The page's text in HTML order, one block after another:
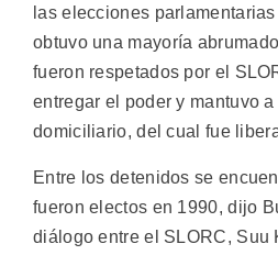
las elecciones
obtuvo una mayoría
fueron respetados por el
entregar el poder y mantuvo
domiciliario, del cual fue
Entre los detenidos se
fueron electos en 1990, dijo
diálogo entre el SLORC, Suu